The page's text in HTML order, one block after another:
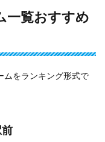
一覧おすすめ
ムをランキング形式で